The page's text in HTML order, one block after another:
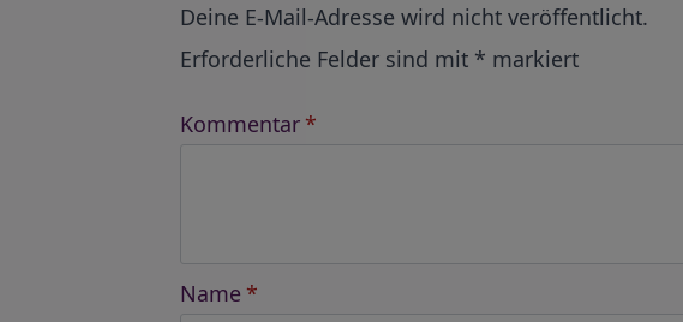
Deine E-Mail-Adresse wird nicht veröffentlicht.
Erforderliche Felder sind mit * markiert
Kommentar *
Name *